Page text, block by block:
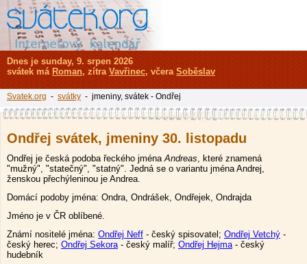
Ondřej svátek, jmeniny 30. listopadu
Ondřej je česká podoba řeckého jménaAndreas, které znamená
"mužný", "statečný", "statný". Jedná se o variantu jména Andrej,
ženskou přechýleninou je Andrea.
Domácí podoby jména: Ondra, Ondrášek, Ondřejek, Ondrajda
Jméno je v ČR oblíbené.
Známí nositelé jména: Ondřej Neff - český spisovatel; Ondřej Vetchý -
český herec; Ondřej Sekora- český malíř; Ondřej Hejma- český
hudebník
Dnes je sunday, 9. srpen 2026
svátek má Roman, zítra Vavřinec, včera Soběslav
Svatek.org - svátky - jmeniny, svátek - Ondřej